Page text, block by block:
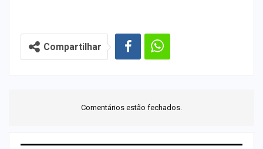
Compartilhar
Comentários estão fechados.